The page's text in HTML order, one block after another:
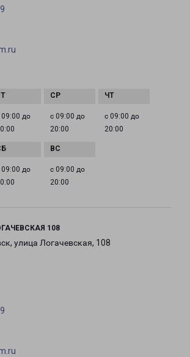
09:00 до
с 09:00 до
20:00
с 09:00 до
20:00
09:00 до
с 09:00 до
20:00
108
улица Логачевская, 108